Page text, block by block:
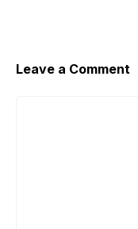
Leave a Comment